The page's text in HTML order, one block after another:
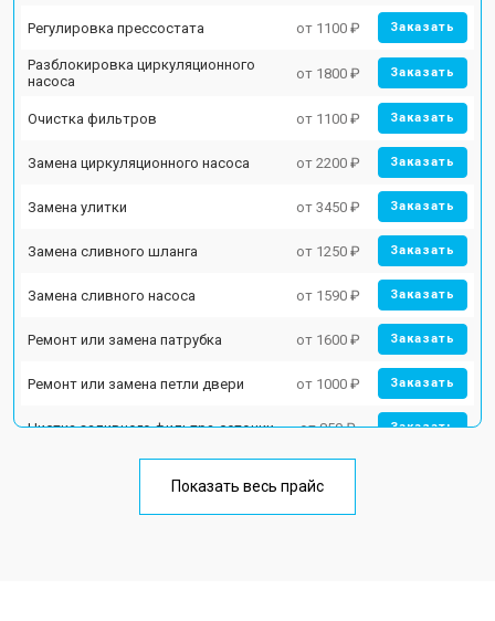
Регулировка прессостата от 1100 ₽ Заказать
Разблокировка циркуляционного
насоса
от 1800 ₽ Заказать
Очистка фильтров от 1100 ₽ Заказать
Замена циркуляционного насоса от 2200 ₽ Заказать
Замена улитки от 3450 ₽ Заказать
Замена сливного шланга от 1250 ₽ Заказать
Замена сливного насоса от 1590 ₽ Заказать
Ремонт или замена патрубка от 1600 ₽ Заказать
Ремонт или замена петли двери от 1000 ₽ Заказать
Чистка заливного фильтра-сеточки от 850 ₽ Заказать
Ремонт теплообменника от 2000 ₽
Показать весь прайс